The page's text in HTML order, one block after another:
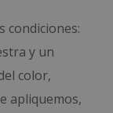
condiciones:
y un
color,
apliquemos,